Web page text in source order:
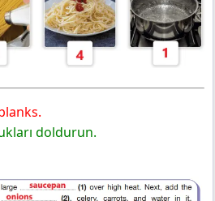
doldurun.